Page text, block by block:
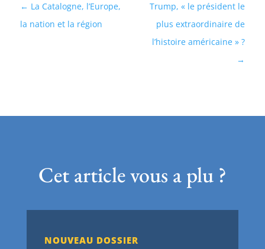
Trump, « le président le
plus extraordinaire de
l’histoire américaine » ?
La Catalogne, l’Europe,
la nation et la région
Cet article vous a plu ?
NOUVEAU DOSSIER